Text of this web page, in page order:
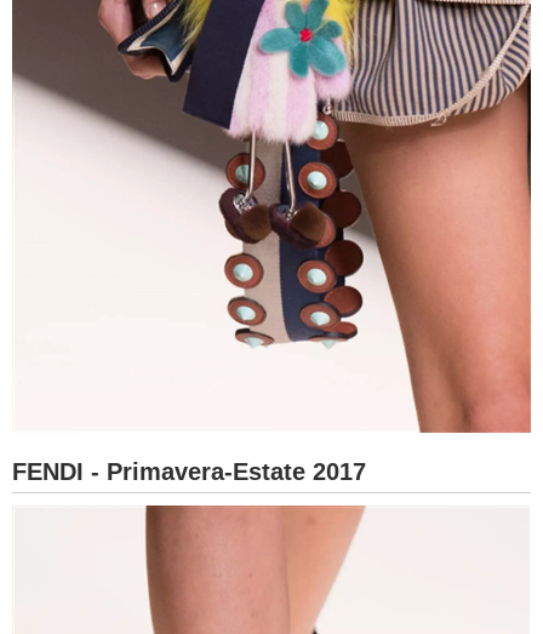
FENDI - Primavera-Estate 2017